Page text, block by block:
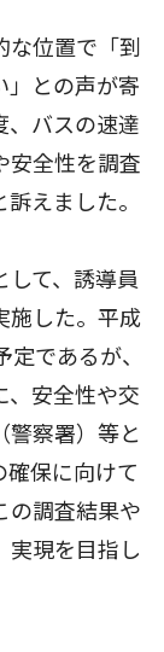
位置で「到
」との声が寄
、バスの速達
安全性を調査
えました。
て、誘導員
施した。平成
であるが、
、安全性や交
警察署）等と
確保に向けて
の調査結果や
実現を目指し